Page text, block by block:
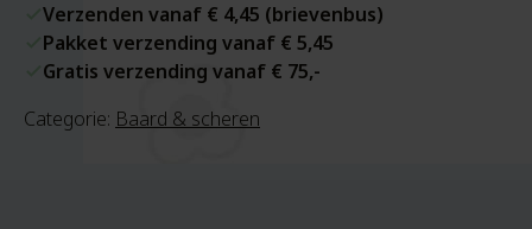
Verzenden vanaf € 4,45 (brievenbus)
Pakket verzending vanaf € 5,45
Gratis verzending vanaf € 75,-
Categorie: Baard & scheren